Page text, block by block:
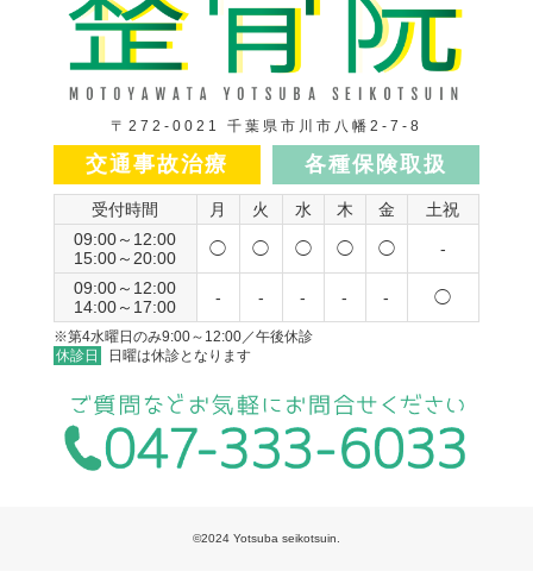
〒272-0021 千葉県市川市八幡2-7-8
交通事故治療 各種保険取扱
受付時間 月 火 水 木 金
土祝
09:00～12:00
15:00～20:00
◯ ◯ ◯ ◯ ◯ -
09:00～12:00
14:00～17:00
- - - - - ◯
※第4水曜日のみ9:00～12:00／午後休診
休診日
日曜は休診となります
©2024 Yotsuba seikotsuin.